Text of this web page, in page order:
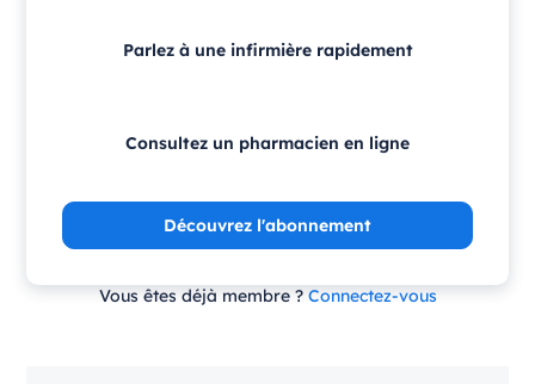
Parlez à une infirmière rapidement
Consultez un pharmacien en ligne
Découvrez l'abonnement
Vous êtes déjà membre ? Connectez-vous